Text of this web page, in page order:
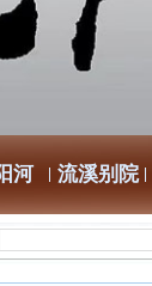
河 流溪别院